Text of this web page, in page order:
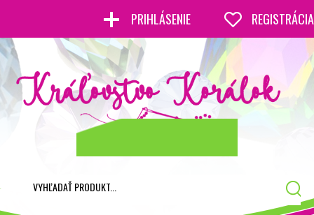
PRIHLÁSENIE REGISTRÁCIA